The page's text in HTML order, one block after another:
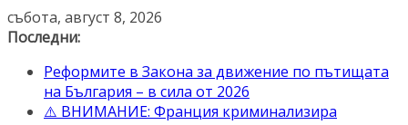
Skip
to
събота, август 8, 2026
Последни:
Реформите в Закона за движение по пътищата
на България – в сила от 2026
⚠️ ВНИМАНИЕ: Франция криминализира